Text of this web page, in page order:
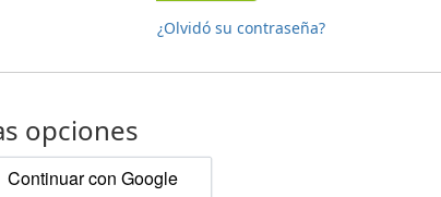
¿Olvidó su contraseña?
opciones
Continuar con Google